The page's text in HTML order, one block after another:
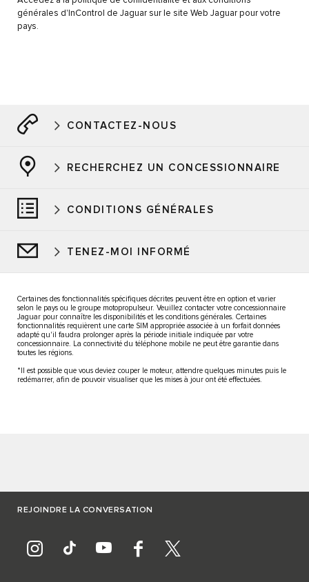
générales d'InControl de Jaguar sur le site Web Jaguar pour votre
pays.
CONTACTEZ-NOUS
RECHERCHEZ UN CONCESSIONNAIRE
CONDITIONS GÉNÉRALES
TENEZ-MOI INFORMÉ
Certaines des fonctionnalités spécifiques décrites peuvent être en option et varier
selon le pays ou le groupe motopropulseur. Veuillez contacter votre concessionnaire
Jaguar pour connaître les disponibilités et les conditions générales. Certaines
fonctionnalités requièrent une carte SIM appropriée associée à un forfait données
adapté qu'il faudra prolonger après la période initiale indiquée par votre
concessionnaire. La connectivité du téléphone mobile ne peut être garantie dans
toutes les régions.
*Il est possible que vous deviez couper le moteur, attendre quelques minutes puis le
redémarrer, afin de pouvoir visualiser que les mises à jour ont été effectuées.
REJOINDRE LA CONVERSATION